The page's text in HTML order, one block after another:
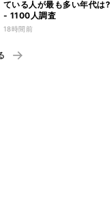
ている人が最も多い年代は?
- 1100人調査
18時間前